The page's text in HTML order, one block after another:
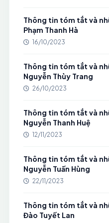
Thông tin tóm tắt và
Phạm Thanh Hà
16/10/2023
Thông tin tóm tắt và
Nguyễn Thùy Trang
26/10/2023
Thông tin tóm tắt và
Nguyễn Thanh Huệ
12/11/2023
Thông tin tóm tắt và
Nguyễn Tuấn Hùng
22/11/2023
Thông tin tóm tắt và
Đào Tuyết Lan